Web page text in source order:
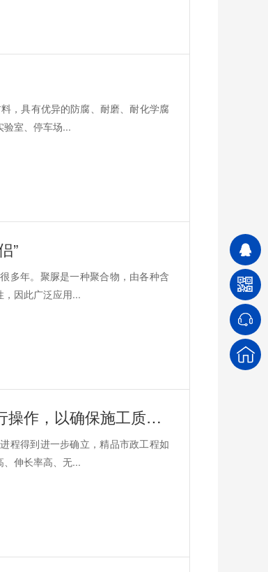
，具有优异的防腐、耐磨、耐化学腐
验室、停车场...
”
多年。聚脲是一种聚合物，由各种含
因此广泛应用...
鲁蒙聚脲弹性体涂料的施工需要专业人员进行操作，以确保施工质量和安全性
程得到进一步确立，精品市政工程如
伸长率高、无...